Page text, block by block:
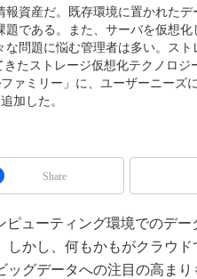
資産だ。既存環境に置かれたデ
である。また、サーバを仮想化
問題に悩む管理者は多い。スト
たストレージ仮想化テクノロジ
ァミリー」に、ユーザーニーズ
加した。
Share
ューティング環境でのデー
かし、何もかもがクラウド
グデータへの注目の高まり